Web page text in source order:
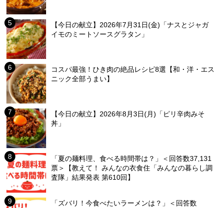
【今日の献立】2026年7月31日(金)「ナスとジャガ
イモのミートソースグラタン」
コスパ最強！ひき肉の絶品レシピ8選【和・洋・エス
ニック全部うまい】
【今日の献立】2026年8月3日(月)「ピリ辛肉みそ
丼」
「夏の麺料理、食べる時間帯は？」＜回答数37,131
票＞【教えて！ みんなの衣食住「みんなの暮らし調
査隊」結果発表 第610回】
「ズバリ！今食べたいラーメンは？」＜回答数